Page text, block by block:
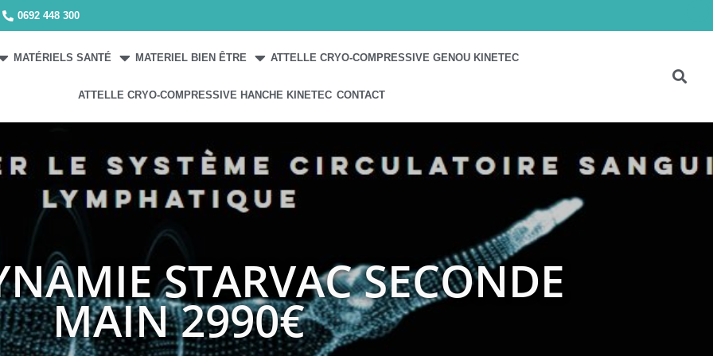
0692 448 300
MATÉRIELS SANTÉ MATERIEL BIEN ÊTRE ATTELLE CRYO-COMPRESSIVE GENOU KINETEC
ATTELLE CRYO-COMPRESSIVE HANCHE KINETEC CONTACT
STARVAC SECONDE
MAIN 2990€